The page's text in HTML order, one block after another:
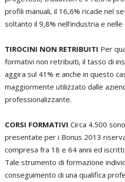
profili manuali, il 16,6% ricade nel
soltanto il 9,8% nell’industria e
TIROCINI NON RETRIBUITI Per
formativi non retribuiti, il tasso di
aggira sul 41% e anche in questo
maggiormente utilizzato dalle
professionalizzante.
CORSI FORMATIVI Circa 4.500
presentate per i Bonus 2013
compresa fra 18 e 64 anni ed
Tale strumento di formazione
conseguimento di una qualifica